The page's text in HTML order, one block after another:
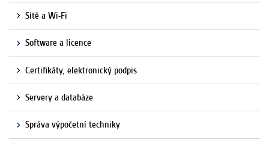
Sítě a Wi-Fi
Software a licence
Certifikáty, elektronický podpis
Servery a databáze
Správa výpočetní techniky